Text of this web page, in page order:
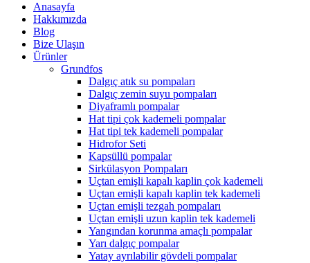
Anasayfa
Hakkımızda
Blog
Bize Ulaşın
Ürünler
Grundfos
Dalgıç atık su pompaları
Dalgıç zemin suyu pompaları
Diyaframlı pompalar
Hat tipi çok kademeli pompalar
Hat tipi tek kademeli pompalar
Hidrofor Seti
Kapsüllü pompalar
Sirkülasyon Pompaları
Uçtan emişli kapalı kaplin çok kademeli
Uçtan emişli kapalı kaplin tek kademeli
Uçtan emişli tezgah pompaları
Uçtan emişli uzun kaplin tek kademeli
Yangından korunma amaçlı pompalar
Yarı dalgıç pompalar
Yatay ayrılabilir gövdeli pompalar